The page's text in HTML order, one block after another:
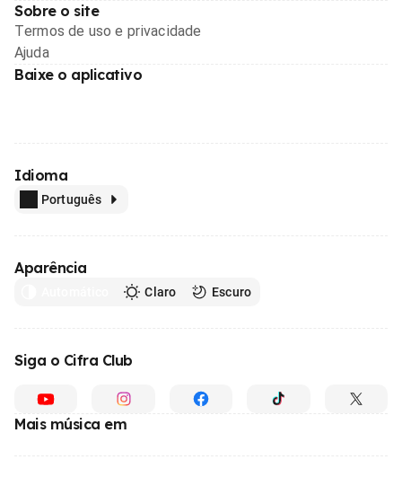
Sobre o site
Termos de uso e privacidade
Ajuda
Baixe o aplicativo
Idioma
Português
Aparência
Claro Escuro
Siga o Cifra Club
Mais música em